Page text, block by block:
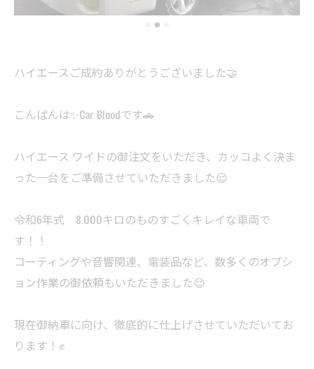
ハイエースご成約ありがとうございました🤝
こんばんは✨Car Bloodです🚗
ハイエース ワイドの御注文をいただき、カッコよく決ま
った一台をご準備させていただきました😌
令和6年式 8.000キロのものすごくキレイな車両で
す！！
コーティングや音響関連、電装品など、数多くのオプシ
ョン作業の御依頼もいただきました😌
現在御納車に向け、徹底的に仕上げさせていただいてお
ります！✊